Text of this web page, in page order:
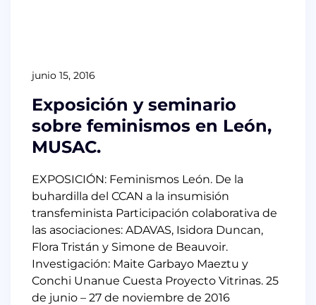
junio 15, 2016
Exposición y seminario
sobre feminismos en León,
MUSAC.
EXPOSICIÓN: Feminismos León. De la
buhardilla del CCAN a la insumisión
transfeminista Participación colaborativa de
las asociaciones: ADAVAS, Isidora Duncan,
Flora Tristán y Simone de Beauvoir.
Investigación: Maite Garbayo Maeztu y
Conchi Unanue Cuesta Proyecto Vitrinas. 25
de junio – 27 de noviembre de 2016